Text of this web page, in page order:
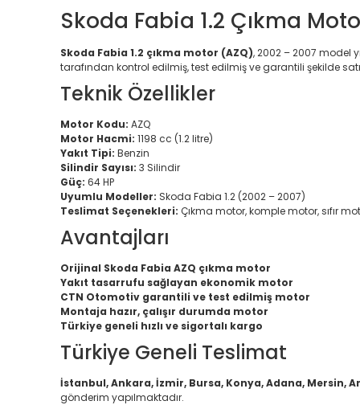
Skoda Fabia 1.2 Çıkma
Skoda Fabia 1.2 çıkma motor (AZQ), 2002 – 2007 model
tarafından kontrol edilmiş, test edilmiş ve garantili şekilde
Teknik Özellikler
Motor Kodu: AZQ
Motor Hacmi: 1198 cc (1.2 litre)
Yakıt Tipi: Benzin
Silindir Sayısı: 3 Silindir
Güç: 64 HP
Uyumlu Modeller: Skoda Fabia 1.2 (2002 – 2007)
Teslimat Seçenekleri: Çıkma motor, komple motor, sıfır
Avantajları
Orijinal Skoda Fabia AZQ çıkma motor
Yakıt tasarrufu sağlayan ekonomik motor
CTN Otomotiv garantili ve test edilmiş motor
Montaja hazır, çalışır durumda motor
Türkiye geneli hızlı ve sigortalı kargo
Türkiye Geneli Teslimat
İstanbul, Ankara, İzmir, Bursa, Konya, Adana, Mersin,
gönderim yapılmaktadır.